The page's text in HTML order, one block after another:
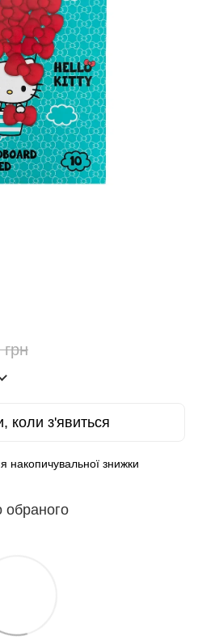
коли з'явиться
накопичувальної знижки
обраного